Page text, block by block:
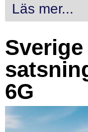
Läs mer...
6G